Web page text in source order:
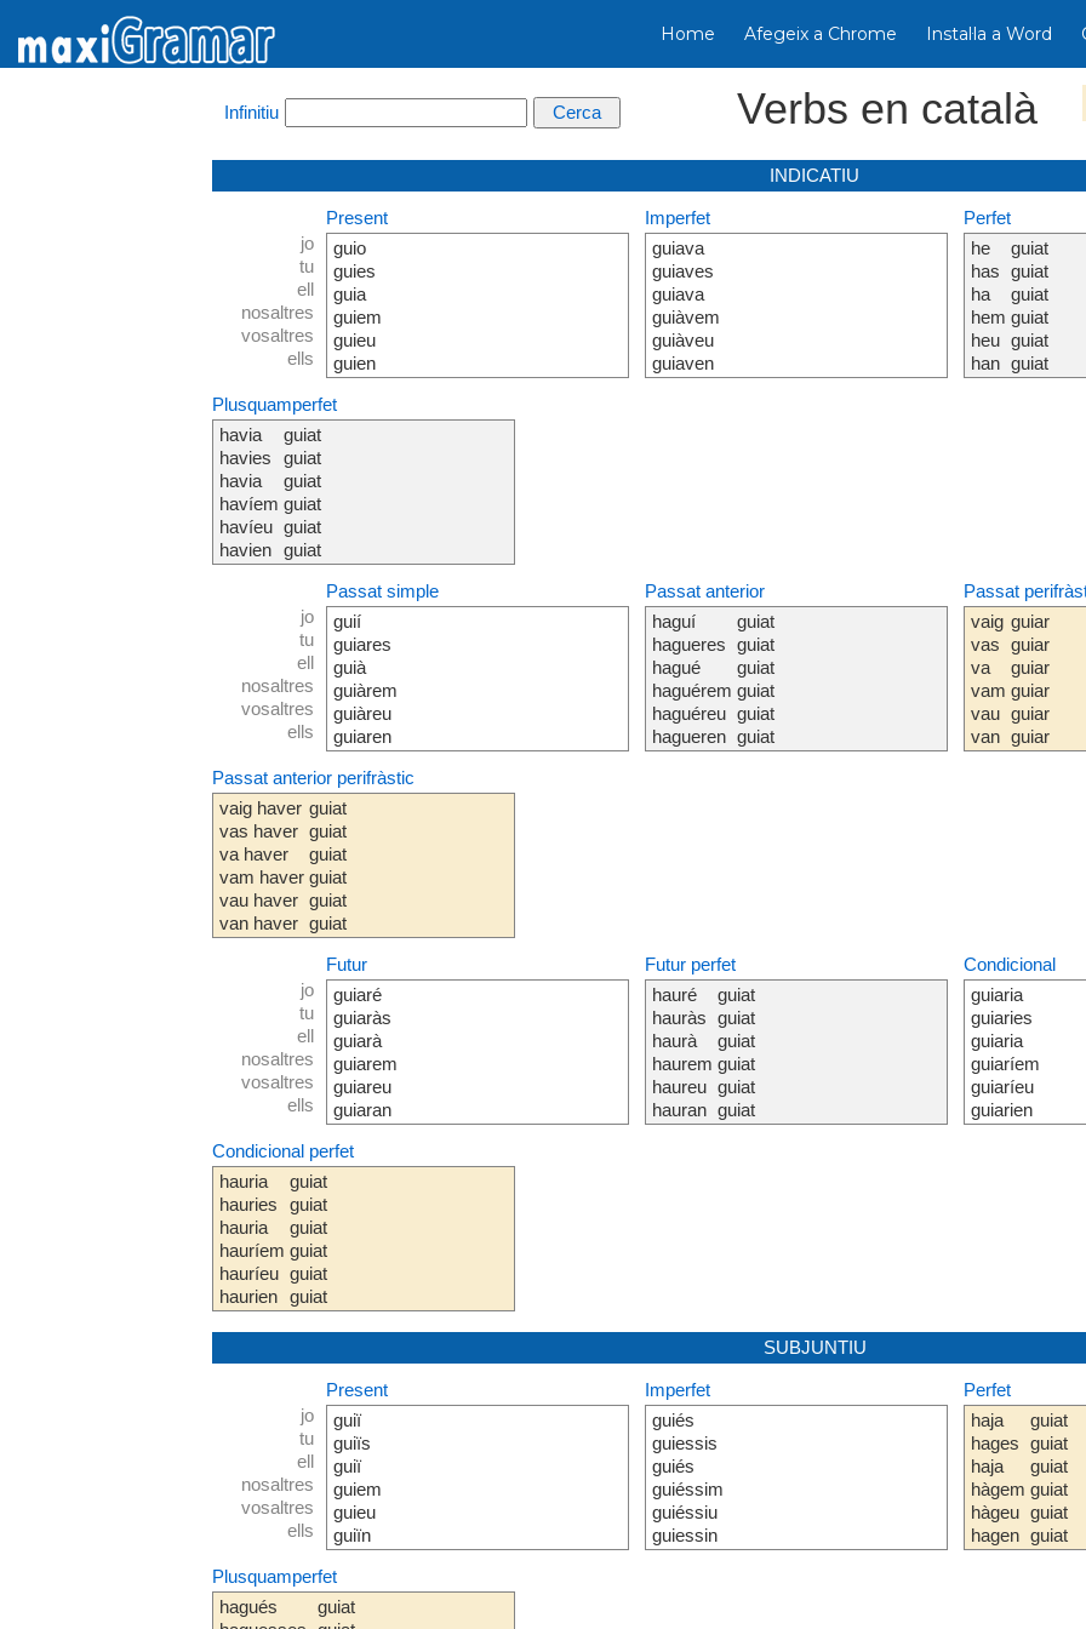
Home Afegeix a Chrome Instal·la a Word
Infinitiu Verbs en català
INDICATIU
jo
tu
ell
nosaltres
vosaltres
ells
Present
guio
guies
guia
guiem
guieu
guien
Imperfet
guiava
guiaves
guiava
guiàvem
guiàveu
guiaven
Perfet
he
has
ha
hem
heu
han
guiat
guiat
guiat
guiat
guiat
guiat
Plusquamperfet
havia
havies
havia
havíem
havíeu
havien
guiat
guiat
guiat
guiat
guiat
guiat
jo
tu
ell
nosaltres
vosaltres
ells
Passat simple
guií
guiares
guià
guiàrem
guiàreu
guiaren
Passat anterior
haguí
hagueres
hagué
haguérem
haguéreu
hagueren
guiat
guiat
guiat
guiat
guiat
guiat
Passat
vaig
vas
va
vam
vau
van
guiar
guiar
guiar
guiar
guiar
guiar
Passat anterior perifràstic
vaig haver
vas haver
va haver
vam haver
vau haver
van haver
guiat
guiat
guiat
guiat
guiat
guiat
jo
tu
ell
nosaltres
vosaltres
ells
Futur
guiaré
guiaràs
guiarà
guiarem
guiareu
guiaran
Futur perfet
hauré
hauràs
haurà
haurem
haureu
hauran
guiat
guiat
guiat
guiat
guiat
guiat
Condicional
guiaria
guiaries
guiaria
guiaríem
guiaríeu
guiarien
Condicional perfet
hauria
hauries
hauria
hauríem
hauríeu
haurien
guiat
guiat
guiat
guiat
guiat
guiat
SUBJUNTIU
jo
tu
ell
nosaltres
vosaltres
ells
Present
guiï
guiïs
guiï
guiem
guieu
guiïn
Imperfet
guiés
guiessis
guiés
guiéssim
guiéssiu
guiessin
Perfet
haja
hages
haja
hàgem
hàgeu
hagen
guiat
guiat
guiat
guiat
guiat
guiat
Plusquamperfet
hagués
guiat